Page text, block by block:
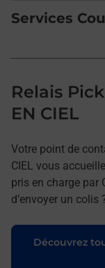
Services
Relais
EN CIEL
Votre point de
CIEL vous
pris en charge par
d’envoyer un colis
Découvrez